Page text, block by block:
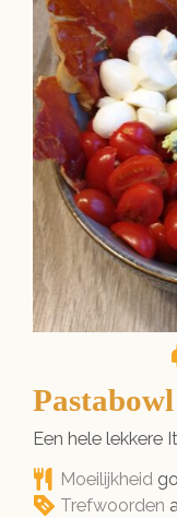
Pastabowl
Een hele lekkere
Moeilijkheid
Trefwoorden